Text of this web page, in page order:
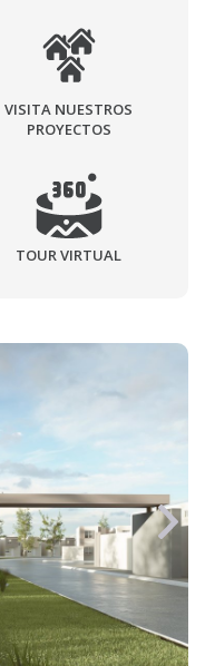
VISITA NUESTROS
PROYECTOS
TOUR VIRTUAL